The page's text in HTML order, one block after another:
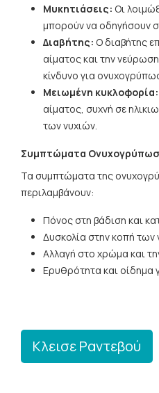
Μυκητιάσεις: Οι
μπορούν να οδηγήσουν
Διαβήτης: Ο διαβήτης
αίματος και την
κίνδυνο για
Μειωμένη κυκλοφορία:
αίματος, συχνή σε
των νυχιών.
Συμπτώματα
Τα συμπτώματα της
περιλαμβάνουν:
Πόνος στη βάδιση και
Δυσκολία στην κοπή των
Αλλαγή στο χρώμα και
Ερυθρότητα και οίδημα
Κλεισε Ραντεβού